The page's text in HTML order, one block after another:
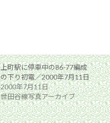
上町駅に停車中の86-77編成
の下り初電／2000年7月11日
2000年7月11日
世田谷線写真アーカイブ